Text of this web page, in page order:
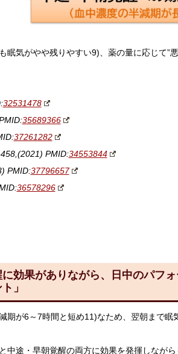
気がやや残りやすい9)、薬の量に応じて”
32531478
35689366
37261282
PMID:34553844
PMID:37796657
36578296
効果がありながら、日中のパフ
」
が6～7時間と短め11)なため、翌朝まで眠
途・早朝覚醒の両方に効果を発揮しながら